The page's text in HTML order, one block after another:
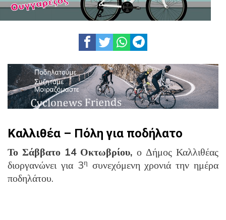
Καλλιθέα – Πόλη για ποδήλατο
Το Σάββατο 14 Οκτωβρίου, ο Δήμος Καλλιθέας
διοργανώνει για 3η συνεχόμενη χρονιά την ημέρα
ποδηλάτου.